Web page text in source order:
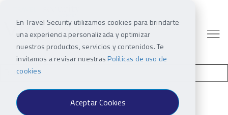
En Travel Security utilizamos cookies para brindarte
una experiencia personalizada y optimizar
nuestros productos, servicios y contenidos. Te
invitamos a revisar nuestrasPolíticas de uso de
cookies
Aceptar Cookies